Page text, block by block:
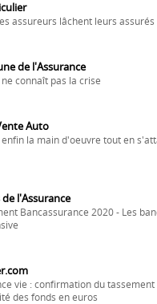
assureurs lâchent leurs assurés
de l'Assurance
ne connaît pas la crise
Auto
la main d'oeuvre tout en
de l'Assurance
Bancassurance 2020 - Les
vie : confirmation du tassement
des fonds en euros